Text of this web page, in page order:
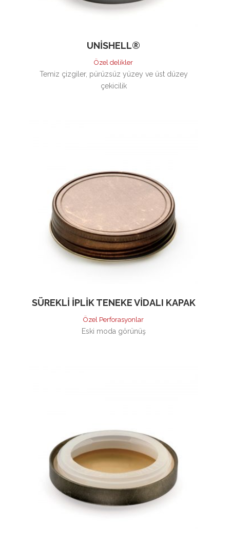
UNISHELL®
Özel delikler
Temiz çizgiler, pürüzsüz yüzey ve üst düzey
çekicilik
SÜREKLI İPLIK TENEKE VIDALI KAPAK
Özel Perforasyonlar
Eski moda görünüş